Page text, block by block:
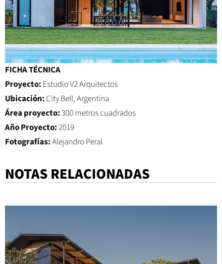
FICHA TÉCNICA
Proyecto: Estudio V2 Arquitectos
Ubicación: City Bell, Argentina
Área proyecto:300 metros cuadrados
Año Proyecto:2019
Fotografías:Alejandro Peral
NOTAS RELACIONADAS